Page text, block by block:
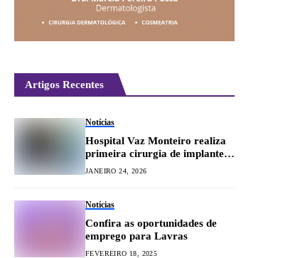
Artigos Recentes
Notícias
Hospital Vaz Monteiro realiza
primeira cirurgia de implante
coclear
JANEIRO 24, 2026
Notícias
Confira as oportunidades de
emprego para Lavras
FEVEREIRO 18, 2025